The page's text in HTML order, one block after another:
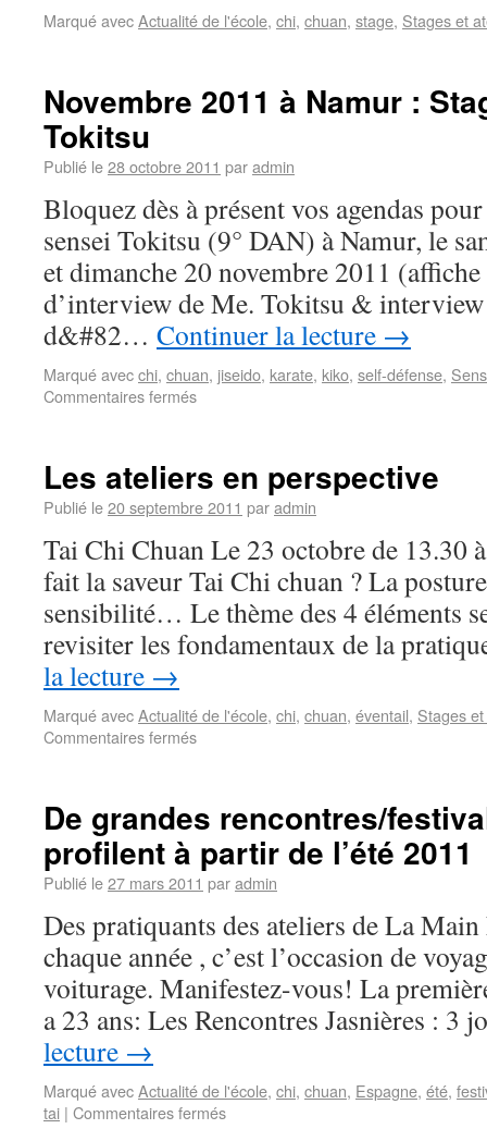
Marqué avecActualité de l'école, chi, chuan, stage, Stages et
Novembre 2011 à Namur :
Tokitsu
Publié le28 octobre 2011 paradmin
Bloquez dès à présent vos agendas
sensei Tokitsu (9° DAN) à Namur, le
et dimanche 20 novembre 2011
d’interview de Me. Tokitsu &
d&#82… Continuer la lecture →
Marqué avecchi, chuan, jiseido, karate, kiko, self-défense,
Commentaires fermés
Les ateliers en perspective
Publié le20 septembre 2011 paradmin
Tai Chi Chuan Le 23 octobre de 13.30
fait la saveur Tai Chi chuan ? La
sensibilité… Le thème des 4 éléments
revisiter les fondamentaux de la
la lecture →
Marqué avecActualité de l'école, chi, chuan, éventail, Stages
Commentaires fermés
De grandes rencontres/
profilent à partir de l’été 2011
Publié le27 mars 2011 paradmin
Des pratiquants des ateliers de La Main
chaque année , c’est l’occasion de
voiturage. Manifestez-vous! La
a 23 ans: Les Rencontres Jasnières :
lecture →
Marqué avecActualité de l'école, chi, chuan, Espagne, été,
tai | Commentaires fermés